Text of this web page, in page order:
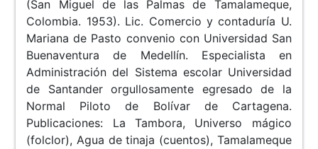
(San Miguel de las Palmas de Tamalameque,
Colombia. 1953). Lic. Comercio y contaduría U.
Mariana de Pasto convenio con Universidad San
Buenaventura de Medellín. Especialista en
Administración del Sistema escolar Universidad
de Santander orgullosamente egresado de la
Normal Piloto de Bolívar de Cartagena.
Publicaciones: La Tambora, Universo mágico
(folclor), Agua de tinaja (cuentos), Tamalameque